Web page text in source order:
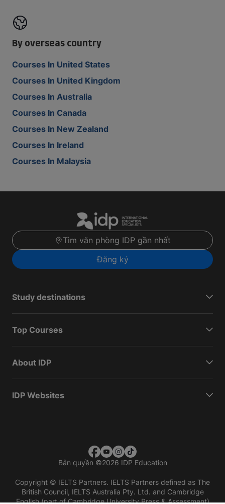
By overseas country
Courses In United States
Courses In United Kingdom
Courses In Australia
Courses In Canada
Courses In New Zealand
Courses In Ireland
Courses In Malaysia
Tìm văn phòng IDP gần nhất
Đăng ký
Study destinations
Top Courses
About IDP
IDP Websites
Bản quyền ©2026 IDP Education
Copyright © IELTS Partners. IELTS Partners defined as The
British Council, IELTS Australia Pty. Ltd. and Cambridge
English (part of Cambridge University Press & Assessment)